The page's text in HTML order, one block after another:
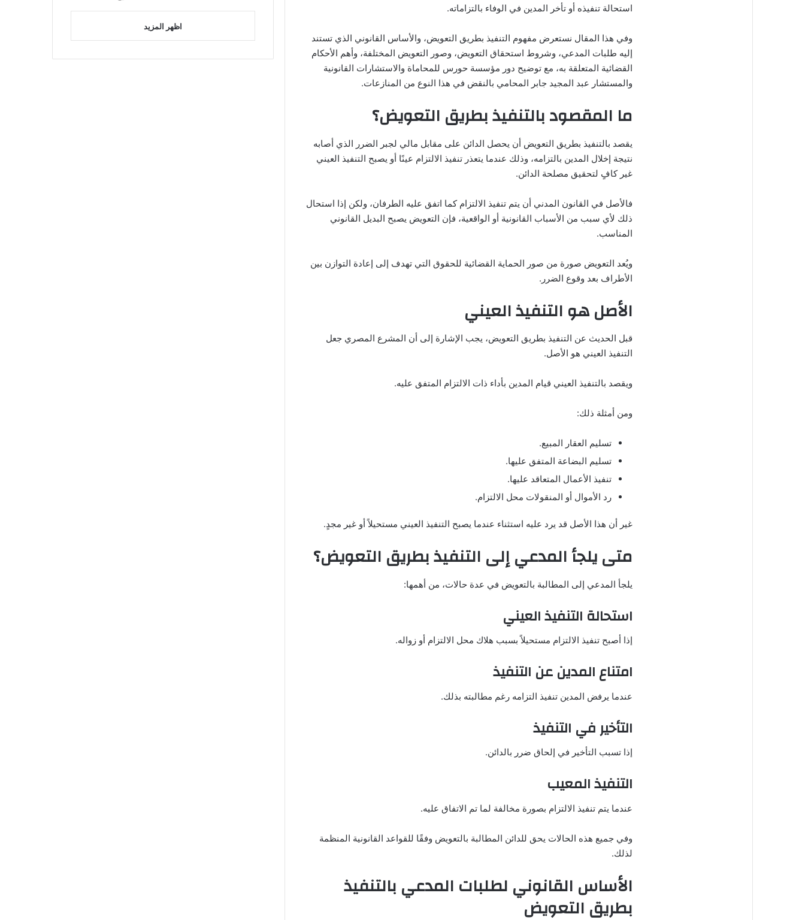
استحالة تنفيذه أو تأخر المدين في الوفاء بالتزاماته.
وفي هذا المقال نستعرض مفهوم التنفيذ بطريق التعويض، والأساس القانوني الذي تستند
إليه طلبات المدعي، وشروط استحقاق التعويض، وصور التعويض المختلفة، وأهم الأحكام
القضائية المتعلقة به، مع توضيح دور مؤسسة حورس للمحاماة والاستشارات القانونية
والمستشار عبد المجيد جابر المحامي بالنقض في هذا النوع من المنازعات.
ما المقصود بالتنفيذ بطريق التعويض؟
يقصد بالتنفيذ بطريق التعويض أن يحصل الدائن على مقابل مالي لجبر الضرر الذي أصابه
نتيجة إخلال المدين بالتزامه، وذلك عندما يتعذر تنفيذ الالتزام عينًا أو يصبح التنفيذ العيني
غير كافٍ لتحقيق مصلحة الدائن.
فالأصل في القانون المدني أن يتم تنفيذ الالتزام كما اتفق عليه الطرفان، ولكن إذا استحال
ذلك لأي سبب من الأسباب القانونية أو الواقعية، فإن التعويض يصبح البديل القانوني
المناسب.
ويُعد التعويض صورة من صور الحماية القضائية للحقوق التي تهدف إلى إعادة التوازن بين
الأطراف بعد وقوع الضرر.
الأصل هو التنفيذ العيني
قبل الحديث عن التنفيذ بطريق التعويض، يجب الإشارة إلى أن المشرع المصري جعل
التنفيذ العيني هو الأصل.
ويقصد بالتنفيذ العيني قيام المدين بأداء ذات الالتزام المتفق عليه.
ومن أمثلة ذلك:
تسليم العقار المبيع.
تسليم البضاعة المتفق عليها.
تنفيذ الأعمال المتعاقد عليها.
رد الأموال أو المنقولات محل الالتزام.
غير أن هذا الأصل قد يرد عليه استثناء عندما يصبح التنفيذ العيني مستحيلاً أو غير مجدٍ.
متى يلجأ المدعي إلى التنفيذ بطريق التعويض؟
يلجأ المدعي إلى المطالبة بالتعويض في عدة حالات، من أهمها:
استحالة التنفيذ العيني
إذا أصبح تنفيذ الالتزام مستحيلاً بسبب هلاك محل الالتزام أو زواله.
امتناع المدين عن التنفيذ
عندما يرفض المدين تنفيذ التزامه رغم مطالبته بذلك.
التأخير في التنفيذ
إذا تسبب التأخير في إلحاق ضرر بالدائن.
التنفيذ المعيب
عندما يتم تنفيذ الالتزام بصورة مخالفة لما تم الاتفاق عليه.
وفي جميع هذه الحالات يحق للدائن المطالبة بالتعويض وفقًا للقواعد القانونية المنظمة
لذلك.
الأساس القانوني لطلبات المدعي بالتنفيذ
بطريق التعويض
اظهر المزيد